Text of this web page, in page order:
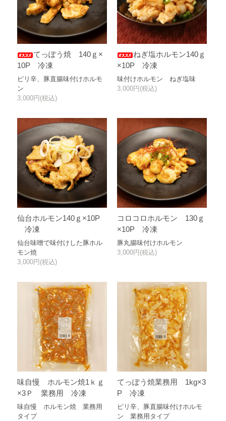
てっぽう焼 140ｇ×
10P 冷凍
ピリ辛、豚直腸味付けホルモ
ン
3,000円(税込)
ねぎ塩ホルモン140ｇ
×10P 冷凍
味付けホルモン ねぎ塩味
3,000円(税込)
仙台ホルモン140ｇ×10P
冷凍
仙台味噌で味付けした豚ホル
モン焼
3,000円(税込)
コロコロホルモン 130ｇ
×10P 冷凍
豚丸腸味付けホルモン
3,000円(税込)
味自慢 ホルモン焼1ｋｇ
×3Ｐ 業務用 冷凍
味自慢 ホルモン焼 業務用
タイプ
てっぽう焼業務用 1kg×3
P 冷凍
ピリ辛、豚直腸味付けホルモ
ン 業務用タイプ